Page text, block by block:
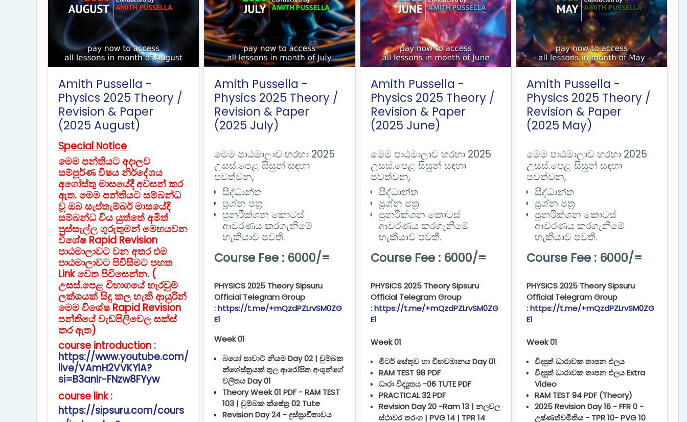
Amith Pussella -
Physics 2025 Theory /
Revision & Paper
(2025 August)
Special Notice
මෙම පන්තියට අදාලව
සම්පූර්ණ විෂය නිර්දේශය
අගෝස්තු මාසයේදී අවසන් කර
ඇත. මෙම පන්තියට සම්බන්ධ
වූ ඔබ සැප්තැම්බර් මාසයේදී
සම්බන්ධ විය යුත්තේ අමිත්
පුස්සැල්ල ගුරුතුමන් මෙහයවන
විශේෂ Rapid Revision
පාඨමාලාවට වන අතර එම
පාඨමාලාවට පිවිසීමට පහත
Link වෙත පිවිසෙන්න. (
උසස්.පෙළ විභාගයේ හැරවුම්
ලක්ශයක් සිදු කල හැකි ආයුරින්
මෙම විශේෂ Rapid Revision
පන්තියේ වැඩපිලිවෙල සක්ස්
කර ඇත)
course introduction :
https://www.youtube.com/
live/VAmH2VVKYlA?
si=B3anIr-FNzw8FYyw
course link :
https://sipsuru.com/cours
Amith Pussella -
Physics 2025 Theory /
Revision & Paper
(2025 July)
මෙම පාඨමාලාව හරහා 2025
උසස්.පෙළ සිසුන් සඳහා
පවත්වන,
සිද්ධාන්ත
ප්‍රශ්න පත්‍ර
පුනරීක්ශන කොටස්
ආවරණය කරගැනීමේ
හැකියාව පවතී.
Course Fee : 6000/=
PHYSICS 2025 Theory Sipsuru
Official Telegram Group
:https://t.me/+mQzdPZLrvSM0ZG
E1
Week 01
බයෝ සාවාට් නියම Day 02 | චුම්බක
ක්ශේස්ත්‍රයක් තුල ආරෝපිත අංශුන්ගේ
චලිතය Day 01
Theory Week 01 PDF - RAM TEST
103 | චුම්බක ක්ෂේත්‍ර 02 Tute
Revision Day 24 - දුස්ස්‍රාවීතාවය
Amith Pussella -
Physics 2025 Theory /
Revision & Paper
(2025 June)
මෙම පාඨමාලාව හරහා 2025
උසස්.පෙළ සිසුන් සඳහා
පවත්වන,
සිද්ධාන්ත
ප්‍රශ්න පත්‍ර
පුනරීක්ශන කොටස්
ආවරණය කරගැනීමේ
හැකියාව පවතී.
Course Fee : 6000/=
PHYSICS 2025 Theory Sipsuru
Official Telegram Group
:https://t.me/+mQzdPZLrvSM0ZG
E1
Week 01
මීටර් සේතුව හා විභවමානය Day 01
RAM TEST 98 PDF
ධාරා විද්‍යුතය -06 TUTE PDF
PRACTICAL 32 PDF
Revision Day 20 -Ram 13 | නලවල
ස්ථාවර තරංග | PVG 14 | TPR 14
Amith Pussella -
Physics 2025 Theory /
Revision & Paper
(2025 May)
මෙම පාඨමාලාව හරහා 2025
උසස්.පෙළ සිසුන් සඳහා
පවත්වන,
සිද්ධාන්ත
ප්‍රශ්න පත්‍ර
පුනරීක්ශන කොටස්
ආවරණය කරගැනීමේ
හැකියාව පවතී.
Course Fee : 6000/=
PHYSICS 2025 Theory Sipsuru
Official Telegram Group
:https://t.me/+mQzdPZLrvSM0ZG
E1
Week 01
විද්‍යුත් ධාරාවක තාපන ඵලය
විද්‍යුත් ධාරාවක තාපන ඵලය Extra
Video
RAM TEST 94 PDF (Theory)
2025 Revision Day 16 - FFR 0 -
උෂ්ණත්වමිතිය - TPR 10- PVG 10